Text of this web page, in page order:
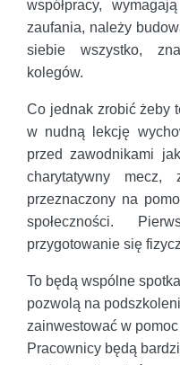
współpracy,
zaufania, należy
siebie wszystko,
kolegów.
Co jednak zrobić żeby
w nudną lekcję
przed zawodnikami
charytatywny mecz,
przeznaczony na
społeczności.
przygotowanie się
To będą wspólne
pozwolą na
zainwestować w
Pracownicy będą